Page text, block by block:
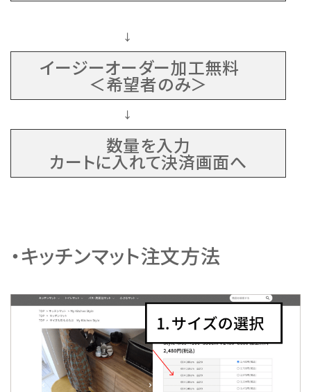
↓
イージーオーダー加工無料
＜希望者のみ＞
↓
数量を入力
カートに入れて決済画面へ
・キッチンマット注文方法